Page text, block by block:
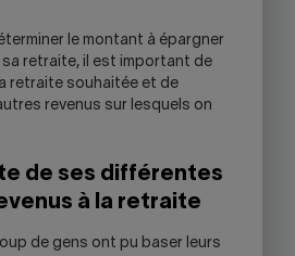
le montant à épargner
sa retraite, il est important de
retraite souhaitée et de
revenus sur lesquels on
de ses différentes
à la retraite
de gens ont pu baser leurs